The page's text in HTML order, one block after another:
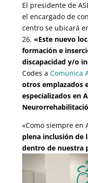
El presidente de
el encargado de
centro se ubicará
26. «Este nuevo
formación e
discapacidad y/o
Codes a Comunica
otros emplazados
especializados en
«Como siempre en
plena inclusión de
dentro de nuestra